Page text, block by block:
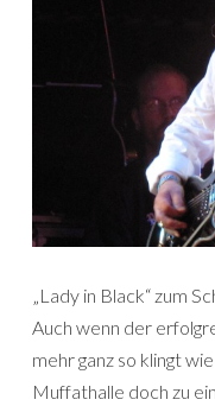
„Lady in Black“ zum
Auch wenn der
mehr ganz so klingt
Muffathalle doch zu